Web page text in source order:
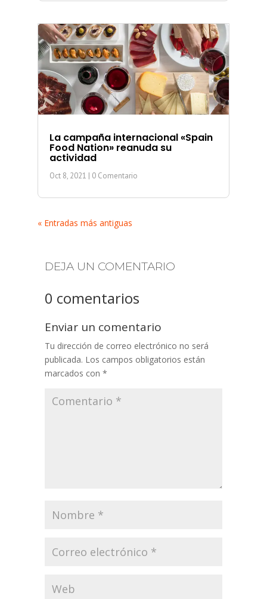
La campaña internacional «Spain
Food Nation» reanuda su
actividad
Oct 8, 2021 | 0 Comentario
« Entradas más antiguas
DEJA UN COMENTARIO
0 comentarios
Enviar un comentario
Tu dirección de correo electrónico no será
publicada. Los campos obligatorios están
marcados con *